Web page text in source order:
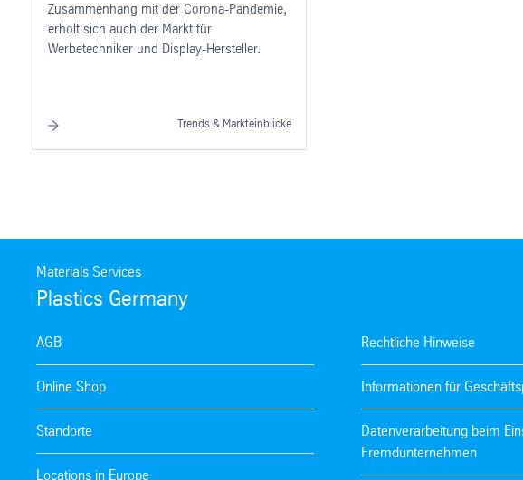
Zusammenhang mit der Corona-Pandemie,
erholt sich auch der Markt für
Werbetechniker und Display-Hersteller.
Trends & Markteinblicke
Materials Services
Plastics Germany
AGB
Online Shop
Standorte
Locations in Europe
Rechtliche Hinweise
Informationen für
Datenverarbeitung beim
Fremdunternehmen